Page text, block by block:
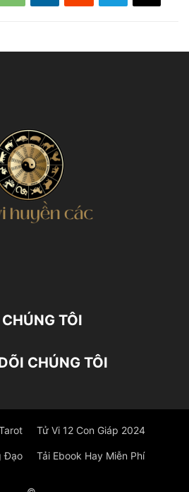
TÔI
CHÚNG TÔI
Tử Vi 12 Con Giáp 2024
Đạo Tải Ebook Hay Miễn Phí